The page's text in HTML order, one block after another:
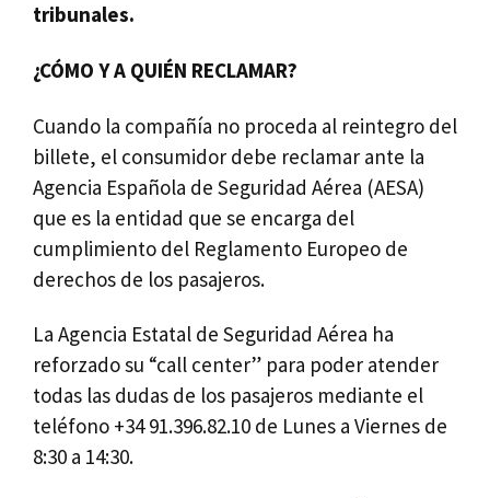
tribunales.
¿CÓMO Y A QUIÉN RECLAMAR?
Cuando la compañía no proceda al reintegro del
billete, el consumidor debe reclamar ante la
Agencia Española de Seguridad Aérea (AESA)
que es la entidad que se encarga del
cumplimiento del Reglamento Europeo de
derechos de los pasajeros.
La Agencia Estatal de Seguridad Aérea ha
reforzado su “call center” para poder atender
todas las dudas de los pasajeros mediante el
teléfono +34 91.396.82.10 de Lunes a Viernes de
8:30 a 14:30.